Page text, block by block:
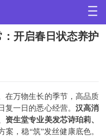
开启春日状态养护
在万物生长的季节，高品质
复一日的悉心经营。 汉高消
资生堂专业美发芯诗珀莉、
，稳“筑”发丝健康底色。